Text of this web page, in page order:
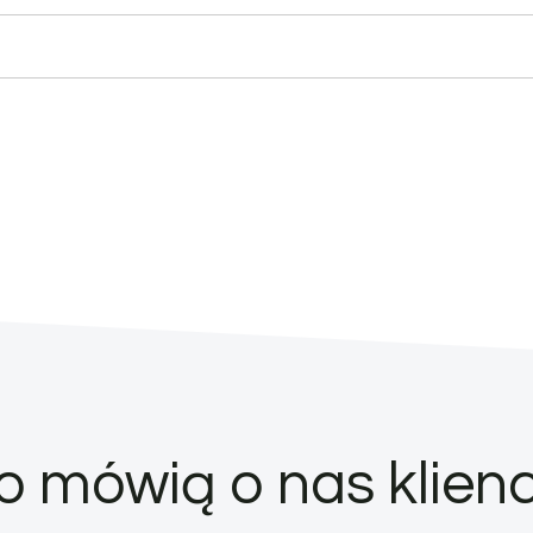
mówią o nas